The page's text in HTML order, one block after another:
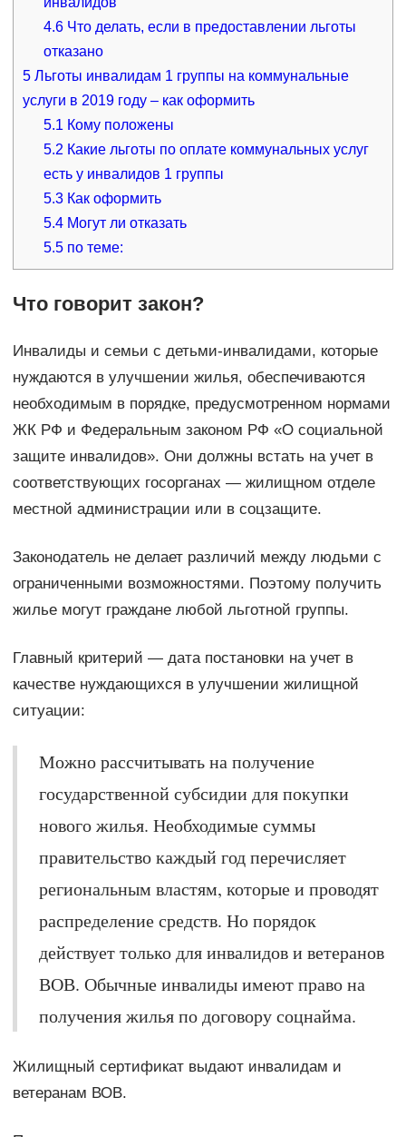
4.6 Что делать, если в предоставлении льготы
отказано
5Льготы инвалидам 1 группы на коммунальные
услуги в 2019 году – как оформить
5.1 Кому положены
5.2 Какие льготы по оплате коммунальных услуг
есть у инвалидов 1 группы
5.3 Как оформить
5.4 Могут ли отказать
5.5 по теме:
Что говорит закон?
Инвалиды и семьи с детьми-инвалидами, которые
нуждаются в улучшении жилья, обеспечиваются
необходимым в порядке, предусмотренном нормами
ЖК РФ и Федеральным законом РФ «О социальной
защите инвалидов». Они должны встать на учет в
соответствующих госорганах — жилищном отделе
местной администрации или в соцзащите.
Законодатель не делает различий между людьми с
ограниченными возможностями. Поэтому получить
жилье могут граждане любой льготной группы.
Главный критерий — дата постановки на учет в
качестве нуждающихся в улучшении жилищной
ситуации:
Можно рассчитывать на получение
государственной субсидии для покупки
нового жилья. Необходимые суммы
правительство каждый год перечисляет
региональным властям, которые и проводят
распределение средств. Но порядок
действует только для инвалидов и ветеранов
ВОВ. Обычные инвалиды имеют право на
получения жилья по договору соцнайма.
Жилищный сертификат выдают инвалидам и
ветеранам ВОВ.